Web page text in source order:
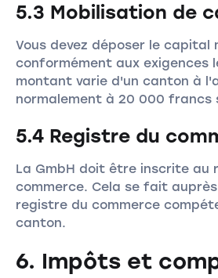
5.3 Mobilisation de
Vous devez déposer le capital
conformément aux exigences
montant varie d'un canton à
normalement à 20 000 francs
5.4 Registre du
La GmbH doit être inscrite au
commerce. Cela se fait
registre du commerce
canton.
6. Impôts et